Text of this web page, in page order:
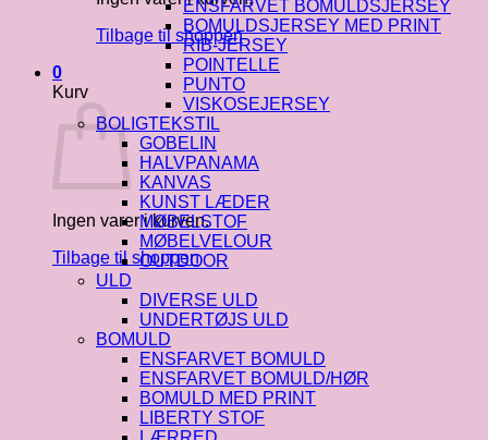
Tilbage til shoppen
0
Kurv
Ingen varer i kurven.
Tilbage til shoppen
ENSFARVET BOMULDSJERSEY
BOMULDSJERSEY MED PRINT
RIB-JERSEY
POINTELLE
PUNTO
VISKOSEJERSEY
BOLIGTEKSTIL
GOBELIN
HALVPANAMA
KANVAS
KUNST LÆDER
MØBELSTOF
MØBELVELOUR
OUTDOOR
ULD
DIVERSE ULD
UNDERTØJS ULD
BOMULD
ENSFARVET BOMULD
ENSFARVET BOMULD/HØR
BOMULD MED PRINT
LIBERTY STOF